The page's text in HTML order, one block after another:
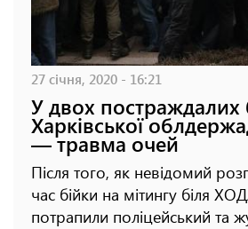
27 січня, 2020 - 16:21
У двох постраждалих
Харківської
— травма очей
Після того, як невідомий
час бійки на мітингу біля
потрапили поліцейський та